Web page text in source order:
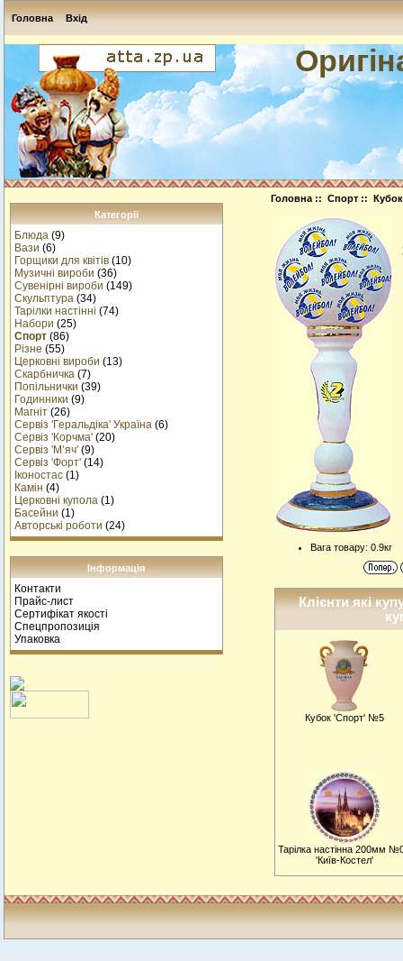
Головна Вхід
Категорії
Блюда (9)
Вази (6)
Горщики для квітів (10)
Музичнi вироби (36)
Сувенірні вироби (149)
Скульптура (34)
Тарілки настінні (74)
Набори (25)
Спорт (86)
Різне (55)
Церковні вироби (13)
Cкарбничка (7)
Попільнички (39)
Годинники (9)
Магніт (26)
Сервіз 'Геральдіка' Україна (6)
Сервіз 'Корчма' (20)
Сервіз 'М’яч' (9)
Сервіз 'Форт' (14)
Іконостас (1)
Камін (4)
Церковні купола (1)
Басейни (1)
Авторські роботи (24)
Інформація
Контакти
Прайс-лист
Сертифікат якості
Спецпропозиція
Упаковка
Головна ::Спорт ::
Вага товару: 0.9кг
Клієнти які
Кубок 'Спорт' №5
Тарiлка настiнна 200мм
'Київ-Костел'